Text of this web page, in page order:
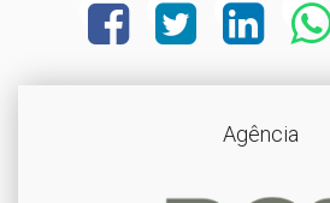
Agência